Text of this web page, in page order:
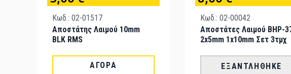
Κωδ.: 02-01517
Αποστάτης Λαιμού 10mm
BLK RMS
ΑΓΟΡΆ
Κωδ.: 02-00042
Αποστάτες Λαιμού BHP-
2x5mm 1x10mm Σετ 3τμχ
ΕΞΑΝΤΛΉΘΗΚΕ